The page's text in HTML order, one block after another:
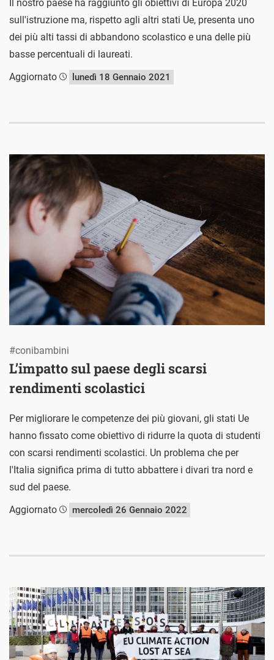
Il nostro paese ha raggiunto gli obiettivi di Europa 2020
sull'istruzione ma, rispetto agli altri stati Ue, presenta uno
dei più alti tassi di abbandono scolastico e una delle più
basse percentuali di laureati.
Aggiornato
lunedì 18 Gennaio 2021
L’impatto sul paese degli scarsi
rendimenti scolastici
#conibambini
Per migliorare le competenze dei più giovani, gli stati Ue
hanno fissato come obiettivo di ridurre la quota di studenti
con scarsi rendimenti scolastici. Un problema che per
l'Italia significa prima di tutto abbattere i divari tra nord e
sud del paese.
Aggiornato
mercoledì 26 Gennaio 2022